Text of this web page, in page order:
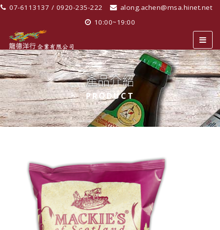
07-6113137 / 0920-235-222
along.achen@msa.hinet.net
10:00~19:00
產品介紹
PRODUCT